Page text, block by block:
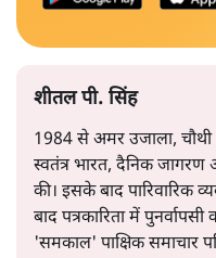
शीतल पी. सिंह
1984 से अमर उजाला, चौथी
स्वतंत्र भारत, दैनिक जागरण
की। इसके बाद पारिवारिक
बाद पत्रकारिता में
'समकाल' पाक्षिक समाचार